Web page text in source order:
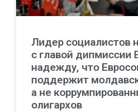
Лидер социалистов
с главой дипмиссии
надежду, что
поддержит
а не
олигархов